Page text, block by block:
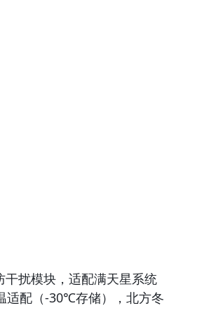
扰模块，适配满天星系统
适配（-30℃存储），北方冬